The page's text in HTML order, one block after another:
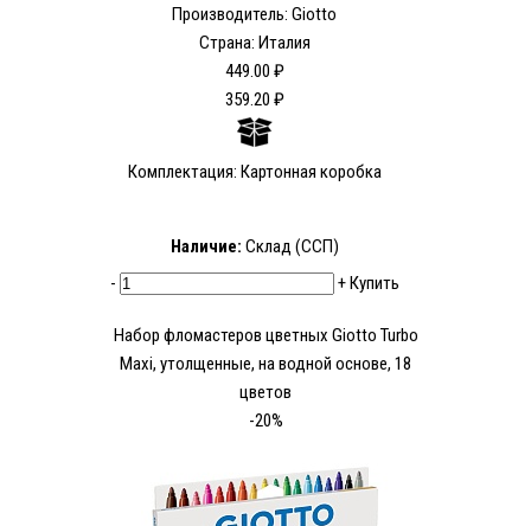
Производитель: Giotto
Страна: Италия
449.00 ₽
359.20 ₽
Комплектация: Картонная коробка
Наличие: Склад (ССП)
-
+Купить
Набор фломастеров цветных Giotto Turbo
Maxi, утолщенные, на водной основе, 18
цветов
-20%